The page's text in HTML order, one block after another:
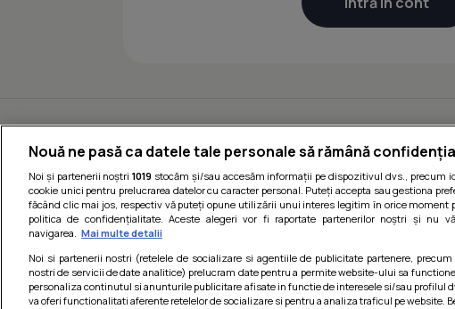
Nouă ne pasă ca datele tale personale să rămână
Noi și partenerii noștri1019 stocăm și/sau accesăm informații pe dispozitivul dvs., precum
cookie unici pentru prelucrarea datelor cu caracter personal. Puteți accepta sau gestiona
făcând clic mai jos, respectiv vă puteți opune utilizării unui interes legitim în orice moment
politica de confidențialitate. Aceste alegeri vor fi raportate partenerilor noștri și nu
navigarea. Mai multe detalii
Noi si partenerii nostri (retelele de socializare si agentiile de publicitate partenere,
nostri de servicii de date analitice) prelucram date pentru a permite website-ului sa
personaliza continutul si anunturile publicitare afisate in functie de interesele si/sau profilul
va oferi functionalitati aferente retelelor de socializare si pentru a analiza traficul pe website.